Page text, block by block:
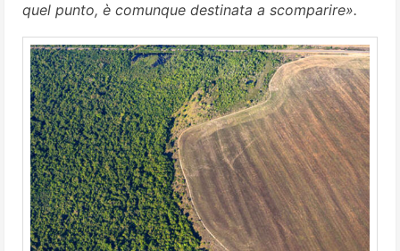
quel punto, è comunque destinata a scomparire».